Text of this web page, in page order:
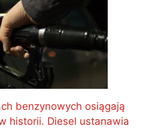
benzynowych osiągają
historii. Diesel ustanawia